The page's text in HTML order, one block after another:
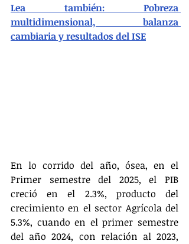
Lea también: Pobreza
multidimensional, balanza
cambiaria y resultados del ISE
En lo corrido del año, ósea, en el
Primer semestre del 2025, el PIB
creció en el 2.3%, producto del
crecimiento en el sector Agrícola del
5.3%, cuando en el primer semestre
del año 2024, con relación al 2023,